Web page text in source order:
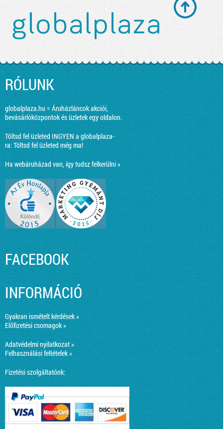
RÓLUNK
globalplaza.hu = Áruházláncok akciói,
bevásárlóközpontok és üzletek egy oldalon.
Töltsd fel üzleted INGYEN a globalplaza-
ra:Töltsd fel üzleted még ma!
Ha webáruházad van, így tudsz felkerülni »
FACEBOOK
INFORMÁCIÓ
Gyakran ismételt kérdések »
Előfizetési csomagok »
Adatvédelmi nyilatkozat »
Felhasználási feltételek »
Fizetési szolgáltatónk: